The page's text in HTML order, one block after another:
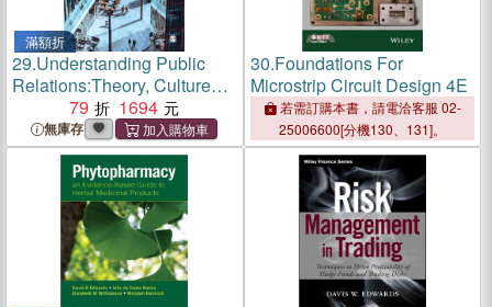
滿額折
29.Understanding Public
Relations:Theory, Culture
and Society
79 1694
無庫存
30.Foundations For
Microstrip Circuit Design 4E
若需訂購本書，請電洽客服 02-
25006600[分機130、131]。